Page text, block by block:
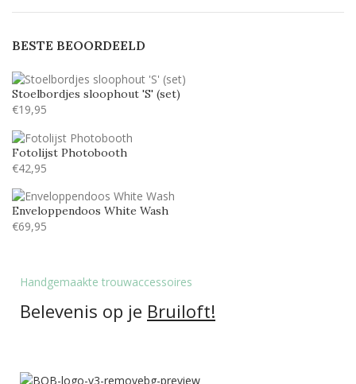
LillyBelle 7
Lucida handwriting
10
Monotype corosiva 10
Stea
Stencil 10
BESTE BEOORDEELD
Stoelbordjes sloophout 'S' (set)
€19,95
Fotolijst Photobooth
€42,95
Enveloppendoos White Wash
€69,95
Handgemaakte trouwaccessoires
Belevenis op je Bruiloft!